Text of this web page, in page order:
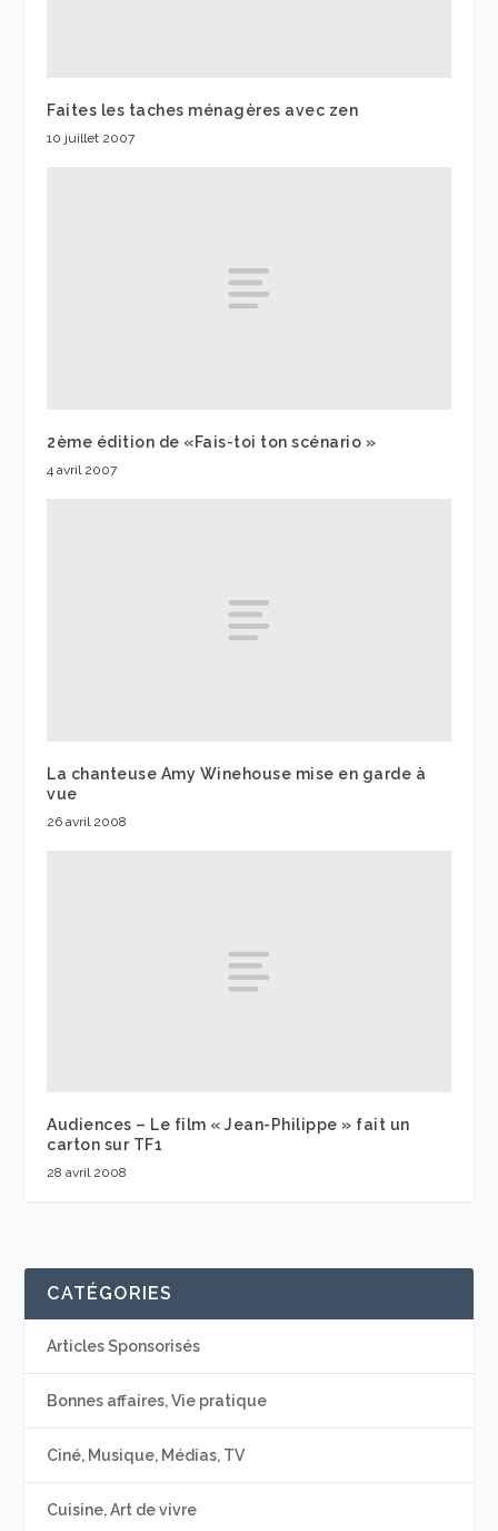
Faites les taches ménagères avec zen
10 juillet 2007
2ème édition de «Fais-toi ton scénario »
4 avril 2007
La chanteuse Amy Winehouse mise en garde à
vue
26 avril 2008
Audiences – Le film « Jean-Philippe » fait un
carton sur TF1
28 avril 2008
CATÉGORIES
Articles Sponsorisés
Bonnes affaires, Vie pratique
Ciné, Musique, Médias, TV
Cuisine, Art de vivre